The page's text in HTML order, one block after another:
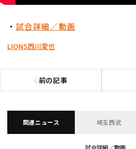
・ 試合詳細／動画
LIONS西川愛也
前の記事
前の記事へ
関連ニュース 埼玉西武